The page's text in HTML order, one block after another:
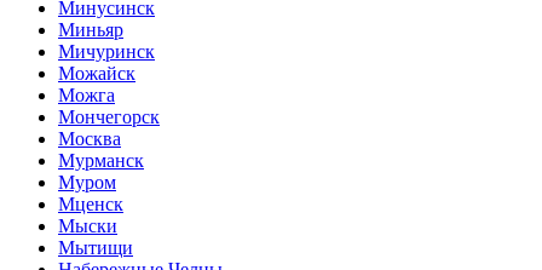
Минусинск
Миньяр
Мичуринск
Можайск
Можга
Мончегорск
Москва
Мурманск
Муром
Мценск
Мыски
Мытищи